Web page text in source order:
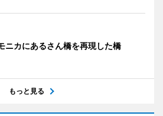
ニカにあるさん橋を再現した橋
もっと見る